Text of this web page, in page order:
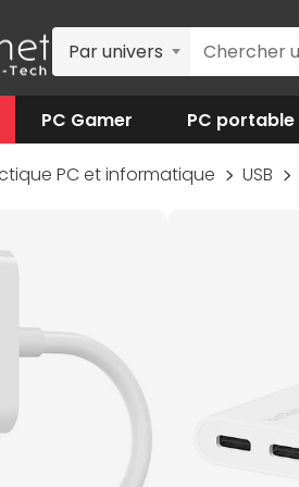
Par univers
PC Gamer PC portable
PC et informatique USB